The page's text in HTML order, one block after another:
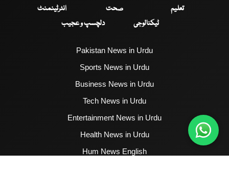
تعلیم
صحت
انٹرٹینمنٹ
ٹیکنالوجی
دلچسپ و عجیب
Pakistan News in Urdu
Sports News in Urdu
Business News in Urdu
Tech News in Urdu
Entertainment News in Urdu
Health News in Urdu
Hum News English